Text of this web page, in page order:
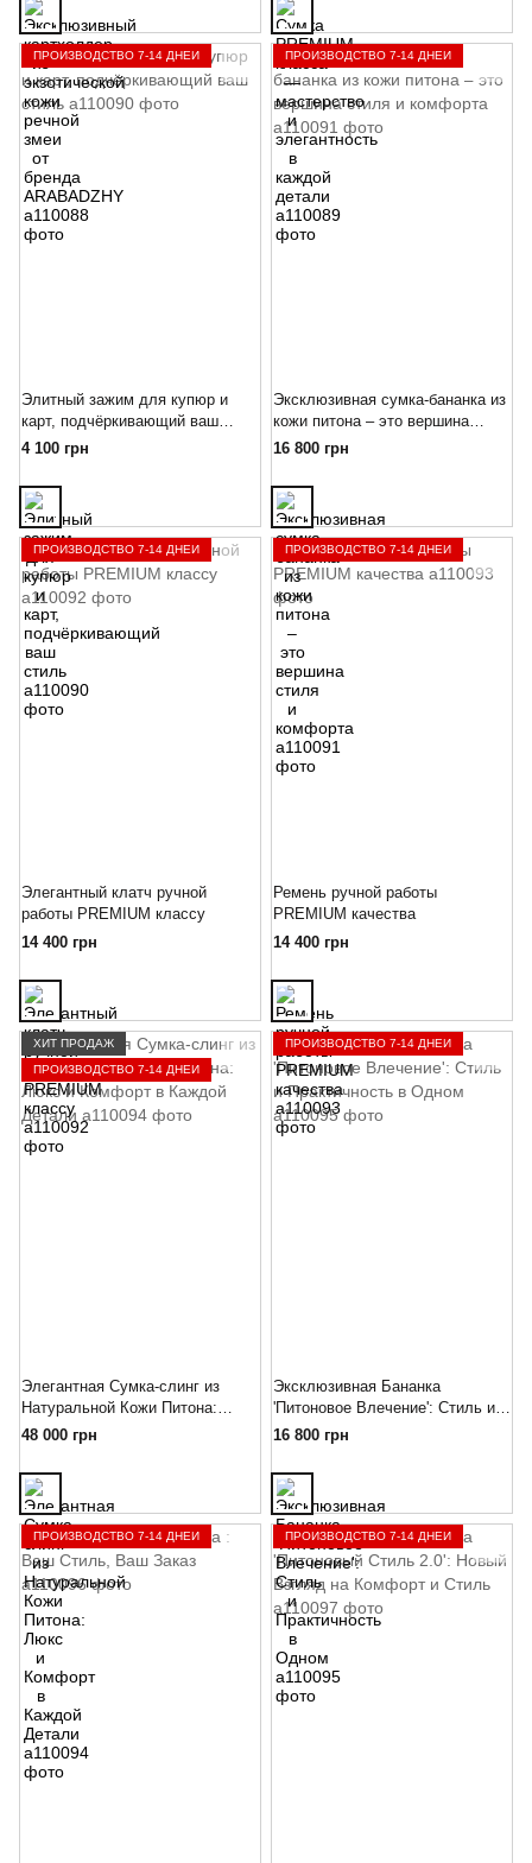
ПРОИЗВОДСТВО 7-14 ДНЕЙ
Элитный зажим для купюр и
карт, подчёркивающий ваш
стиль
4 100 грн
ПРОИЗВОДСТВО 7-14 ДНЕЙ
Эксклюзивная сумка-бананка из
кожи питона – это вершина
стиля и комфорта
16 800 грн
ПРОИЗВОДСТВО 7-14 ДНЕЙ
Элегантный клатч ручной
работы PREMIUM классу
14 400 грн
ПРОИЗВОДСТВО 7-14 ДНЕЙ
Ремень ручной работы
PREMIUM качества
14 400 грн
ХИТ ПРОДАЖ
ПРОИЗВОДСТВО 7-14 ДНЕЙ
Элегантная Сумка-слинг из
Натуральной Кожи Питона:
Люкс и Комфорт в Каждой
48 000 грн
ПРОИЗВОДСТВО 7-14 ДНЕЙ
Эксклюзивная Бананка
'Питоновое Влечение': Стиль и
Практичность в Одном
16 800 грн
ПРОИЗВОДСТВО 7-14 ДНЕЙ ПРОИЗВОДСТВО 7-14 ДНЕЙ